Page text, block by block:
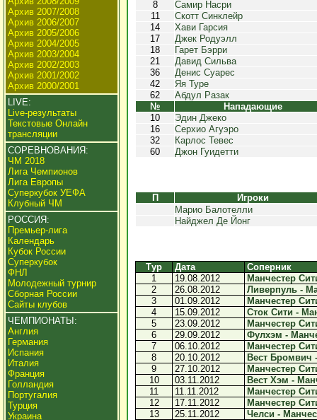
Архив 2007/2008
Архив 2006/2007
Архив 2005/2006
Архив 2004/2005
Архив 2003/2004
Архив 2002/2003
Архив 2001/2002
Архив 2000/2001
LIVE:
Live-результаты
Текстовые Онлайн
трансляции
СОРЕВНОВАНИЯ:
ЧМ 2018
Лига Чемпионов
Лига Европы
Суперкубок УЕФА
Клубный ЧМ
РОССИЯ:
Премьер-лига
Календарь
Кубок России
Суперкубок
ФНЛ
Молодежный турнир
Сборная России
Сайты клубов
ЧЕМПИОНАТЫ:
Англия
Германия
Испания
Италия
Франция
Голландия
Португалия
Турция
Украина
8
Самир Насри
11
Скотт Синклейр
14
Хави Гарсия
17
Джек Родуэлл
18
Гарет Бэрри
21
Давид Сильва
36
Денис Суарес
42
Яя Туре
62
Абдул Разак
№
Нападающие
10
Эдин Джеко
16
Серхио Агуэро
32
Карлос Тевес
60
Джон Гуидетти
П
Игроки
Марио Балотелли
Найджел Де Йонг
Тур Дата
Соперник
1
19.08.2012
Манчестер
2
26.08.2012
Ливерпуль -
3
01.09.2012
Манчестер
4
15.09.2012
Сток Сити -
5
23.09.2012
Манчестер
6
29.09.2012
Фулхэм -
7
06.10.2012
Манчестер
8
20.10.2012
Вест Бромвич
9
27.10.2012
Манчестер
10
03.11.2012
Вест Хэм -
11
11.11.2012
Манчестер
12
17.11.2012
Манчестер
13
25.11.2012
Челси -